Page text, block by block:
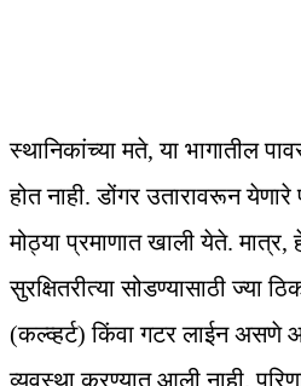
स्थानिकांच्या मते, या भागातील
होत नाही. डोंगर उतारावरून येणारे
मोठ्या प्रमाणात खाली येते. मात्र,
सुरक्षितरीत्या सोडण्यासाठी ज्या
(कल्व्हर्ट) किंवा गटर लाईन असणे
व्यवस्था करण्यात आली नाही.